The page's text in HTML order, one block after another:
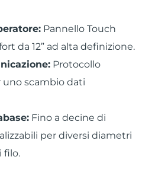
Pannello Touch
da 12” ad alta definizione.
Protocollo
uno scambio dati
Fino a decine di
per diversi diametri
filo.